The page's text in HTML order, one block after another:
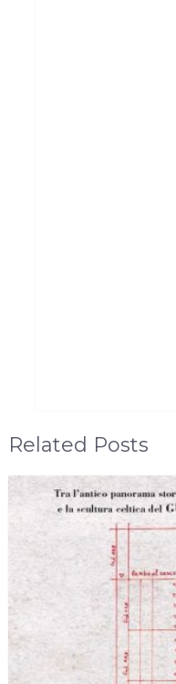
Related Posts